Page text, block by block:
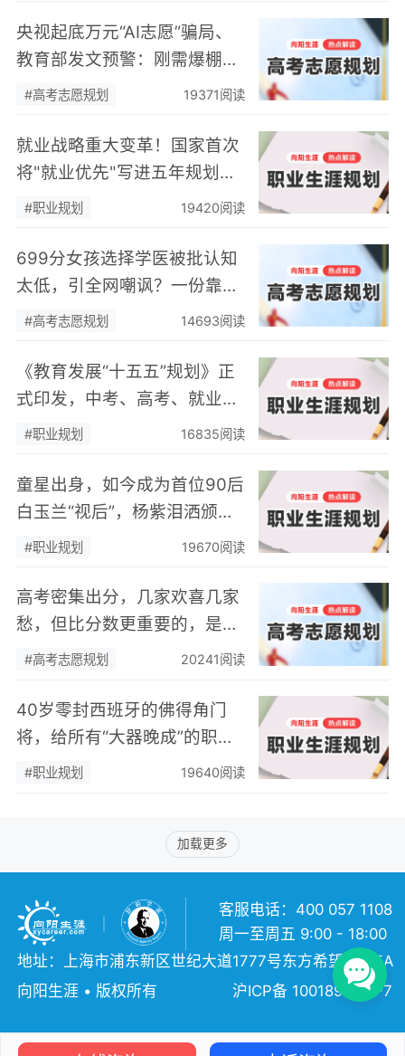
央视起底万元“AI志愿”骗局、
教育部发文预警：刚需爆棚的
高考志愿规划，正在告别乱象
#高考志愿规划 19371阅读
就业战略重大变革！国家首次
将"就业优先"写进五年规划，
藏着普通人必看的关键信号
#职业规划 19420阅读
699分女孩选择学医被批认知
太低，引全网嘲讽？一份靠谱
的高考志愿规划，从来不能只
#高考志愿规划 14693阅读
《教育发展“十五五”规划》正
式印发，中考、高考、就业三
重利好！国家定调：未来5
#职业规划 16835阅读
童星出身，如今成为首位90后
白玉兰“视后”，杨紫泪洒颁奖
现场：所有职场高光时刻，都
#职业规划 19670阅读
高考密集出分，几家欢喜几家
愁，但比分数更重要的，是孩
子未来30年的“人生职愿”
#高考志愿规划 20241阅读
40岁零封西班牙的佛得角门
将，给所有“大器晚成”的职场
人上了一课
#职业规划 19640阅读
加载更多
客服电话：400 057 1108
周一至周五 9:00 - 18:00
地址：上海市浦东新区世纪大道1777号东方希望大厦5A
向阳生涯 • 版权所有
沪ICP备 10018957号-7